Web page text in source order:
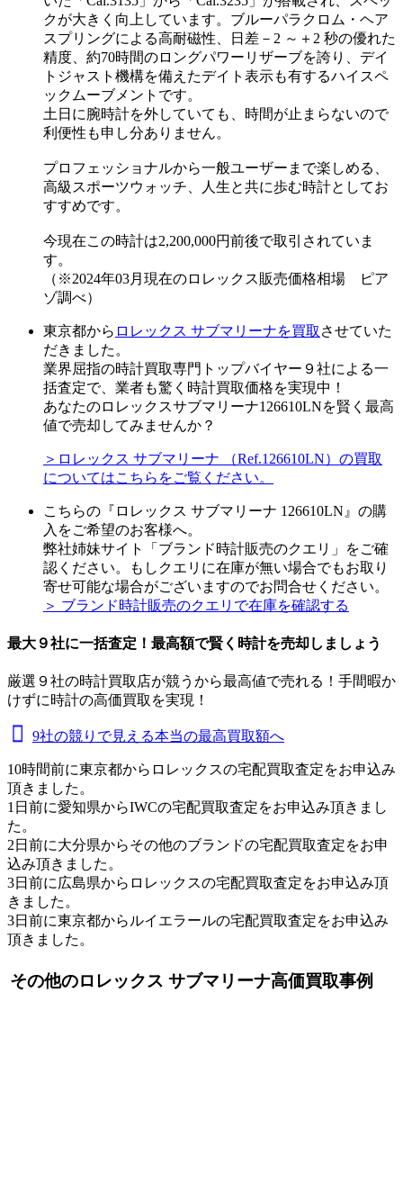
クが大きく向上しています。ブルーパラクロム・ヘア
スプリングによる高耐磁性、日差－2 ～＋2 秒の優れた
精度、約70時間のロングパワーリザーブを誇り、デイ
トジャスト機構を備えたデイト表示も有するハイスペ
ックムーブメントです。
土日に腕時計を外していても、時間が止まらないので
利便性も申し分ありません。
プロフェッショナルから一般ユーザーまで楽しめる、
高級スポーツウォッチ、人生と共に歩む時計としてお
すすめです。
今現在この時計は2,200,000円前後で取引されていま
す。
（※2024年03月現在のロレックス販売価格相場 ピア
ゾ調べ）
東京都から ロレックス サブマリーナを買取 させていた
だきました。
業界屈指の時計買取専門トップバイヤー９社による一
括査定で、業者も驚く時計買取価格を実現中！
あなたのロレックスサブマリーナ126610LNを賢く最高
値で売却してみませんか？
＞ロレックス サブマリーナ （Ref.126610LN）の買取
についてはこちらをご覧ください。
こちらの『ロレックス サブマリーナ 126610LN』の購
入をご希望のお客様へ。
弊社姉妹サイト「ブランド時計販売のクエリ」をご確
認ください。もしクエリに在庫が無い場合でもお取り
寄せ可能な場合がございますのでお問合せください。
＞ ブランド時計販売のクエリで在庫を確認する
最大９社に一括査定！ 最高額で賢く時計を売却しましょう
厳選９社の時計買取店が競うから最高値で売れる！手間暇か
けずに時計の高価買取を実現！
9社の競りで見える本当の最高買取額へ
10時間前に東京都からロレックスの宅配買取査定をお申込み
頂きました。
1日前に愛知県からIWCの宅配買取査定をお申込み頂きまし
た。
2日前に大分県からその他のブランドの宅配買取査定をお申
込み頂きました。
3日前に広島県からロレックスの宅配買取査定をお申込み頂
きました。
3日前に東京都からルイエラールの宅配買取査定をお申込み
頂きました。
その他のロレックス サブマリーナ高価買取事例